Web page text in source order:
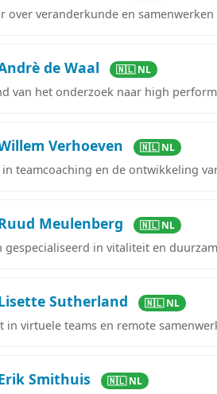
over veranderkunde en
de Waal 🇳🇱 NL
van het onderzoek naar high
Verhoeven 🇳🇱 NL
in teamcoaching en de ontwikkeling
Meulenberg 🇳🇱 NL
gespecialiseerd in vitaliteit en
Sutherland 🇳🇱 NL
in virtuele teams en remote
Smithuis 🇳🇱 NL